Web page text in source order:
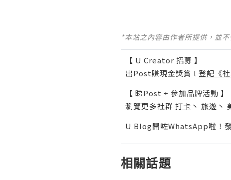
*本站之內容由作者所提供，並
【 U Creator 招募 】
出Post賺現金獎賞 l 登記《
【 睇Post + 參加品牌活動 】
瀏覽更多社群 打卡 丶 旅遊 丶
U Blog開咗WhatsApp啦！
相關話題